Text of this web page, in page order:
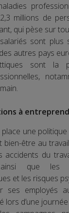
millions de
qui pèse sur
sont plus
autres pays
sont la
à
une
bien-être au
accidents du
que les
et les risques
ses employés
lors d’une